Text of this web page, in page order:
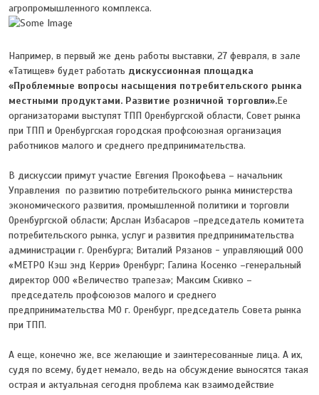
агропромышленного комплекса.
Например, в первый же день работы выставки, 27 февраля, в зале
«Татищев» будет работать дискуссионная площадка
«Проблемные вопросы насыщения потребительского рынка
местными продуктами. Развитие розничной торговли».Ее
организаторами выступят ТПП Оренбургской области, Совет рынка
при ТПП и Оренбургская городская профсоюзная организация
работников малого и среднего предпринимательства.
В дискуссии примут участие Евгения Прокофьева – начальник
Управления по развитию потребительского рынка министерства
экономического развития, промышленной политики и торговли
Оренбургской области; Арслан Избасаров –председатель комитета
потребительского рынка, услуг и развития предпринимательства
администрации г. Оренбурга; Виталий Рязанов - управляющий ООО
«МЕТРО Кэш энд Керри» Оренбург; Галина Косенко –генеральный
директор ООО «Величество трапеза»; Максим Скивко –
председатель профсоюзов малого и среднего
предпринимательства МО г. Оренбург, председатель Совета рынка
при ТПП.
А еще, конечно же, все желающие и заинтересованные лица. А их,
судя по всему, будет немало, ведь на обсуждение выносятся такая
острая и актуальная сегодня проблема как взаимодействие